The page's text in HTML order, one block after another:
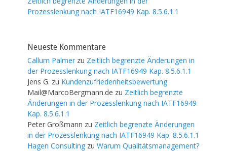
Prozesslenkung nach IATF16949 Kap. 8.5.6.1.1
Neueste Kommentare
Callum Palmer zu Zeitlich begrenzte Änderungen in
der Prozesslenkung nach IATF16949 Kap. 8.5.6.1.1
Jens G. zu Kundenzufriedenheitsbewertung
Mail@MarcoBergmann.de zu Zeitlich begrenzte
Änderungen in der Prozesslenkung nach IATF16949
Kap. 8.5.6.1.1
Peter Großmann zu Zeitlich begrenzte Änderungen
in der Prozesslenkung nach IATF16949 Kap. 8.5.6.1.1
Hagen Consulting zu Warum Qualitätsmanagement?